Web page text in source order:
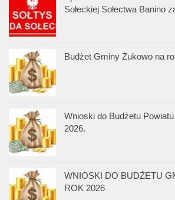
Sołeckiej Sołectwa Banino
Budżet Gminy Żukowo na
Wnioski do Budżetu
2026.
WNIOSKI DO BUDŻETU
ROK 2026